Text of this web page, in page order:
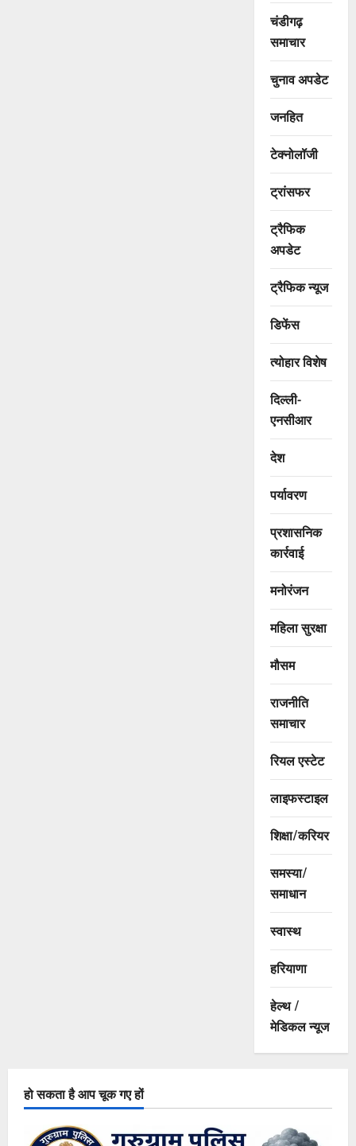
चंडीगढ़
समाचार
चुनाव अपडेट
जनहित
टेक्नोलॉजी
ट्रांसफर
ट्रैफिक
अपडेट
ट्रैफिक न्यूज
डिफेंस
त्योहार विशेष
दिल्ली-
एनसीआर
देश
पर्यावरण
प्रशासनिक
कार्रवाई
मनोरंजन
महिला सुरक्षा
मौसम
राजनीति
समाचार
रियल एस्टेट
लाइफस्टाइल
शिक्षा/करियर
समस्या/
समाधान
स्वास्थ
हरियाणा
हेल्थ /
मेडिकल न्यूज
हो सकता है आप चूक गए हों